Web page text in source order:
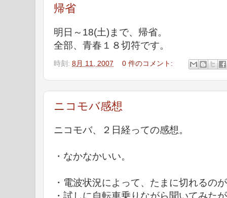
帰省
明日～18(土)まで、帰省。
全部、青春１８切符です。
時刻: 8月 11, 2007 0 件のコメント:
ニコモバ感想
ニコモバ、２日経っての感想。
・なかなかいい。
・電波状況によって、たまに切れるの
・試しに自転車乗りながら聞いてみた